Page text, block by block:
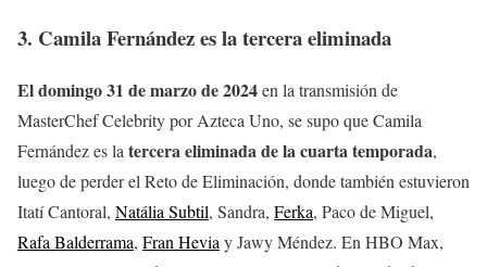
3. Camila Fernández es la tercera eliminada
El domingo 31 de marzo de 2024en la transmisión de
MasterChef Celebrity por Azteca Uno, se supo que Camila
Fernández es latercera eliminada de la cuarta temporada,
luego de perder el Reto de Eliminación, donde también estuvieron
Itatí Cantoral, Natália Subtil, Sandra, Ferka, Paco de Miguel,
Rafa Balderrama, Fran Heviay Jawy Méndez. En HBO Max,